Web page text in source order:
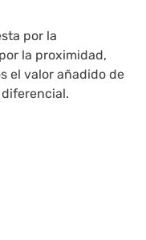
por la
la proximidad,
el valor añadido de